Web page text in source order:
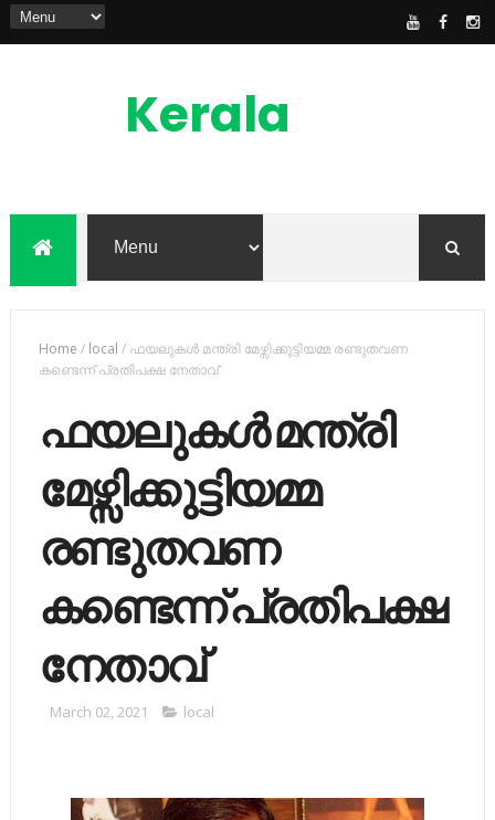
Kerala
Feed
Home / local / ഫയലുകള്‍ മന്ത്രി മേഴ്സിക്കുട്ടിയമ്മ രണ്ടുതവണ
കണ്ടെന്ന് പ്രതിപക്ഷ നേതാവ്
ഫയലുകള്‍ മന്ത്രി
മേഴ്സിക്കുട്ടിയമ്മ
രണ്ടുതവണ
കണ്ടെന്ന് പ്രതിപക്ഷ
നേതാവ്
March 02, 2021 local